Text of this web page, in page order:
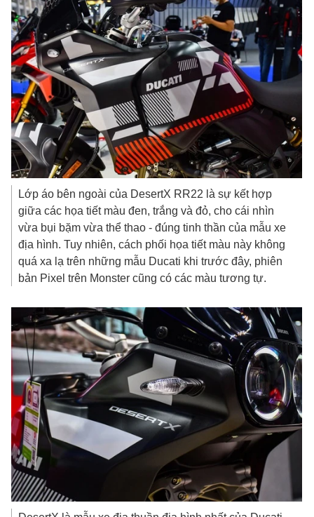
Lớp áo bên ngoài của DesertX RR22 là sự kết hợp
giữa các họa tiết màu đen, trắng và đỏ, cho cái nhìn
vừa bụi bặm vừa thể thao - đúng tinh thần của mẫu xe
địa hình. Tuy nhiên, cách phối họa tiết màu này không
quá xa lạ trên những mẫu Ducati khi trước đây, phiên
bản Pixel trên Monster cũng có các màu tương tự.